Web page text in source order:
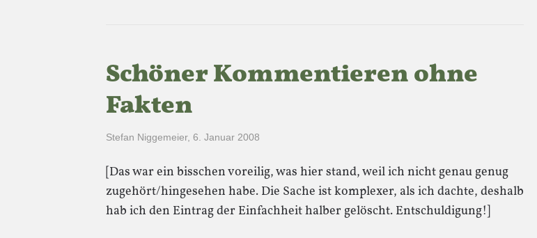
Schöner Kommentieren ohne
Fakten
Stefan Niggemeier, 6. Januar 2008
[Das war ein bisschen voreilig, was hier stand, weil ich nicht genau genug
zugehört/hingesehen habe. Die Sache ist komplexer, als ich dachte, deshalb
hab ich den Eintrag der Einfachheit halber gelöscht. Entschuldigung!]